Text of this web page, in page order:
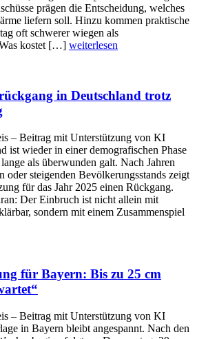
prägen die Entscheidung, welches
liefern soll. Hinzu kommen praktische
oft schwerer wiegen als
kostet […] weiterlesen
in Deutschland trotz
– Beitrag mit Unterstützung von KI
ist wieder in einer demografischen Phase
als überwunden galt. Nach Jahren
oder steigenden Bevölkerungsstands zeigt
für das Jahr 2025 einen Rückgang.
Der Einbruch ist nicht allein mit
sondern mit einem Zusammenspiel
für Bayern: Bis zu 25 cm
– Beitrag mit Unterstützung von KI
in Bayern bleibt angespannt. Nach den